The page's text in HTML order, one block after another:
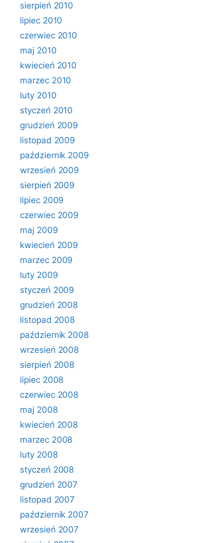
sierpień 2010
lipiec 2010
czerwiec 2010
maj 2010
kwiecień 2010
marzec 2010
luty 2010
styczeń 2010
grudzień 2009
listopad 2009
październik 2009
wrzesień 2009
sierpień 2009
lipiec 2009
czerwiec 2009
maj 2009
kwiecień 2009
marzec 2009
luty 2009
styczeń 2009
grudzień 2008
listopad 2008
październik 2008
wrzesień 2008
sierpień 2008
lipiec 2008
czerwiec 2008
maj 2008
kwiecień 2008
marzec 2008
luty 2008
styczeń 2008
grudzień 2007
listopad 2007
październik 2007
wrzesień 2007